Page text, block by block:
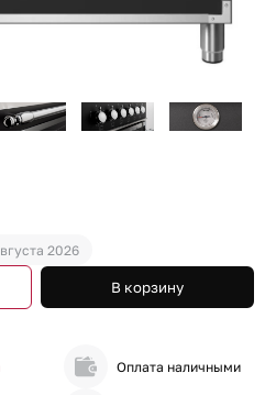
2026
В корзину
Оплата наличными